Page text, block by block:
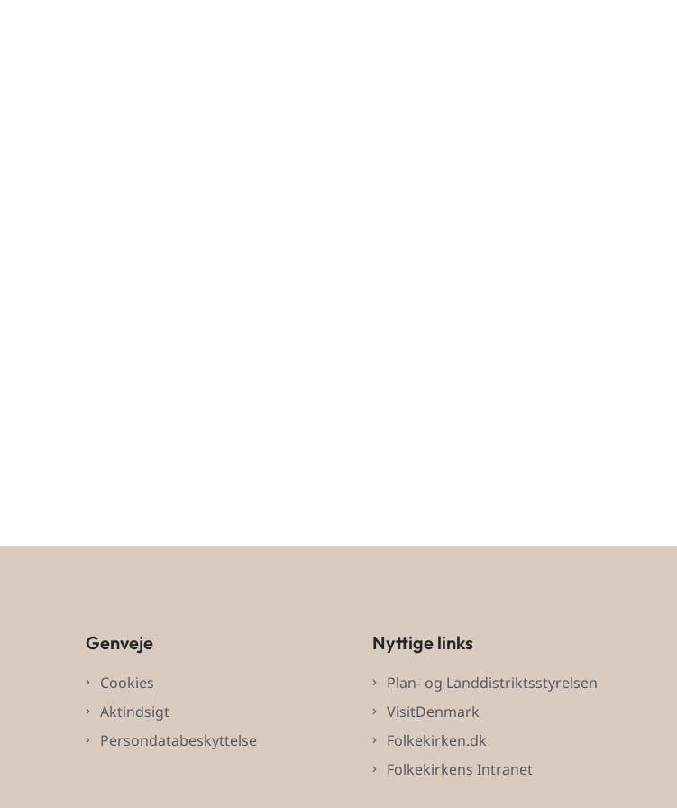
Genveje
Cookies
Aktindsigt
Persondatabeskyttelse
Nyttige links
Plan- og Landdistriktsstyrelsen
VisitDenmark
Folkekirken.dk
Folkekirkens Intranet